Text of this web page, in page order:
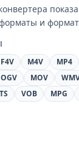
и формат
F4V M4V MP4
OGV MOV
TS VOB MPG